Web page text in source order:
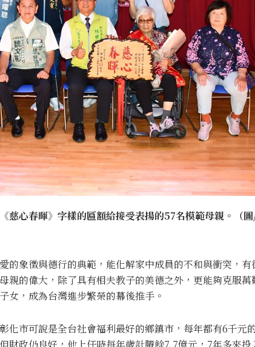
慈心春暉》字樣的匾額給接受表揚的57名模範母親。（
的象徵與德行的典範，能化解家中成員的不和與衝突，有
親的偉大，除了具有相夫教子的美德之外，更能夠克服萬
女，成為台灣進步繁榮的幕後推手。
化市可說是全台社會福利最好的鄉鎮市，每年都有6千元